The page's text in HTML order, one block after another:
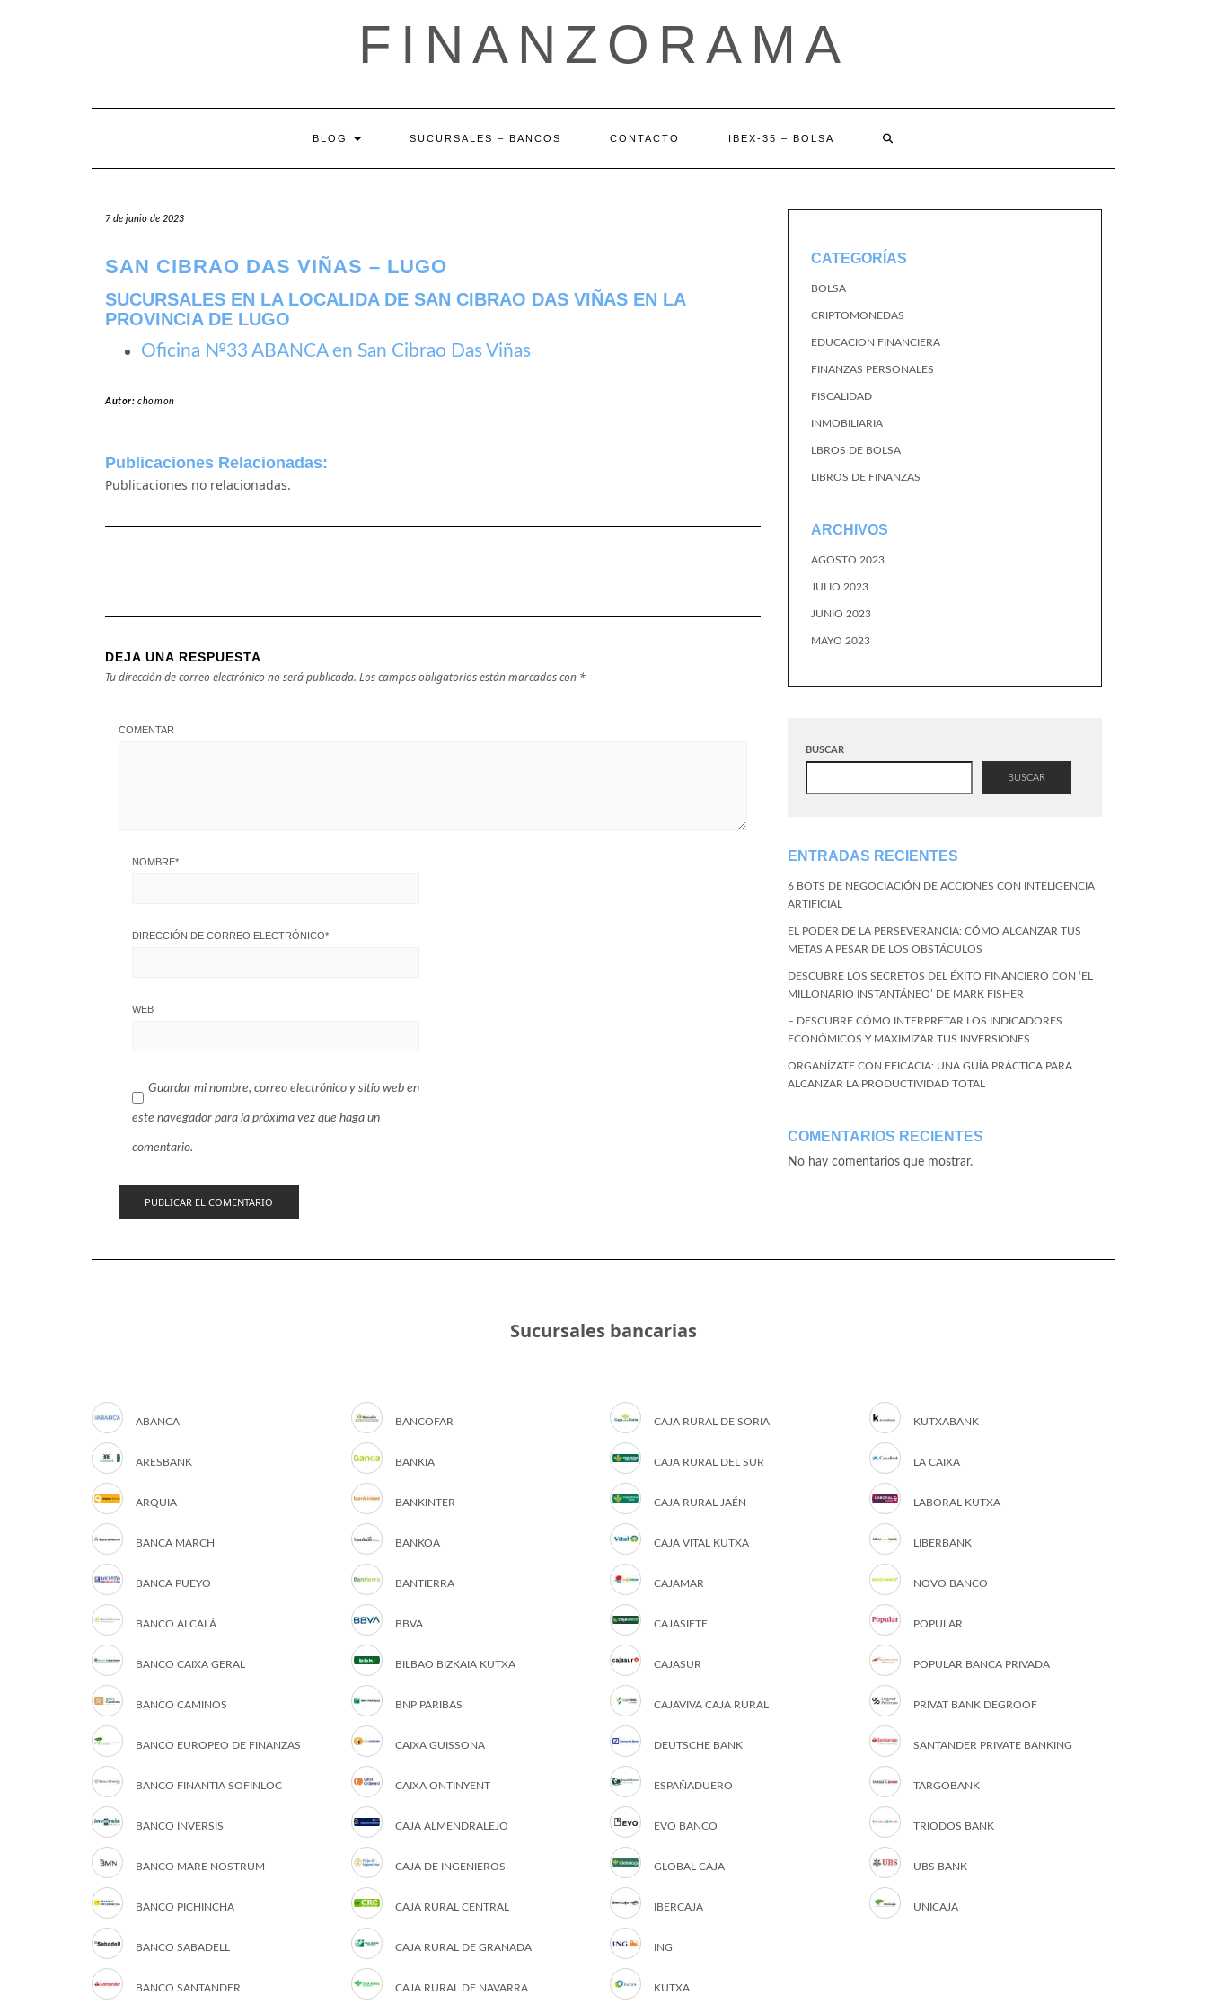
FINANZORAMA
BLOG SUCURSALES – BANCOS CONTACTO IBEX-35 – BOLSA
7 de junio de 2023
SAN CIBRAO DAS VIÑAS – LUGO
SUCURSALES EN LA LOCALIDA DE SAN CIBRAO DAS VIÑAS EN LA
PROVINCIA DE LUGO
Oficina №33 ABANCA en San Cibrao Das Viñas
Autor:chomon
Publicaciones Relacionadas:
Publicaciones no relacionadas.
DEJA UNA RESPUESTA
Tu dirección de correo electrónico no será publicada. Los campos obligatorios están marcados con *
COMENTAR
NOMBRE*
DIRECCIÓN DE CORREO ELECTRÓNICO*
WEB
Guardar mi nombre, correo electrónico y sitio web en
este navegador para la próxima vez que haga un
comentario.
CATEGORÍAS
BOLSA
CRIPTOMONEDAS
EDUCACION FINANCIERA
FINANZAS PERSONALES
FISCALIDAD
INMOBILIARIA
LBROS DE BOLSA
LIBROS DE FINANZAS
ARCHIVOS
AGOSTO 2023
JULIO 2023
JUNIO 2023
MAYO 2023
BUSCAR
BUSCAR
ENTRADAS RECIENTES
6 BOTS DE NEGOCIACIÓN DE ACCIONES CON INTELIGENCIA
ARTIFICIAL
EL PODER DE LA PERSEVERANCIA: CÓMO ALCANZAR TUS
METAS A PESAR DE LOS OBSTÁCULOS
DESCUBRE LOS SECRETOS DEL ÉXITO FINANCIERO CON ‘EL
MILLONARIO INSTANTÁNEO’ DE MARK FISHER
– DESCUBRE CÓMO INTERPRETAR LOS INDICADORES
ECONÓMICOS Y MAXIMIZAR TUS INVERSIONES
ORGANÍZATE CON EFICACIA: UNA GUÍA PRÁCTICA PARA
ALCANZAR LA PRODUCTIVIDAD TOTAL
COMENTARIOS RECIENTES
No hay comentarios que mostrar.
Sucursales bancarias
ABANCA
ARESBANK
ARQUIA
BANCA MARCH
BANCA PUEYO
BANCO ALCALÁ
BANCO CAIXA GERAL
BANCO CAMINOS
BANCO EUROPEO DE FINANZAS
BANCO FINANTIA SOFINLOC
BANCO INVERSIS
BANCO MARE NOSTRUM
BANCO PICHINCHA
BANCO SABADELL
BANCO SANTANDER
BANCOFAR
BANKIA
BANKINTER
BANKOA
BANTIERRA
BBVA
BILBAO BIZKAIA KUTXA
BNP PARIBAS
CAIXA GUISSONA
CAIXA ONTINYENT
CAJA ALMENDRALEJO
CAJA DE INGENIEROS
CAJA RURAL CENTRAL
CAJA RURAL DE GRANADA
CAJA RURAL DE NAVARRA
CAJA RURAL DE SORIA
CAJA RURAL DEL SUR
CAJA RURAL JAÉN
CAJA VITAL KUTXA
CAJAMAR
CAJASIETE
CAJASUR
CAJAVIVA CAJA RURAL
DEUTSCHE BANK
ESPAÑADUERO
EVO BANCO
GLOBAL CAJA
IBERCAJA
ING
KUTXA
KUTXABANK
LA CAIXA
LABORAL KUTXA
LIBERBANK
NOVO BANCO
POPULAR
POPULAR BANCA PRIVADA
PRIVAT BANK DEGROOF
SANTANDER PRIVATE BANKING
TARGOBANK
TRIODOS BANK
UBS BANK
UNICAJA